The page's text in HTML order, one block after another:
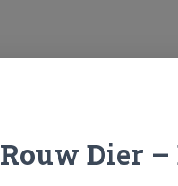
Rouw Dier